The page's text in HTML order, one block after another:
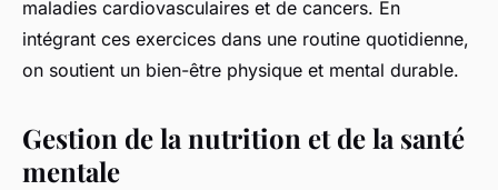
maladies cardiovasculaires et de cancers. En
intégrant ces exercices dans une routine quotidienne,
on soutient un bien-être physique et mental durable.
Gestion de la nutrition et de la santé
mentale